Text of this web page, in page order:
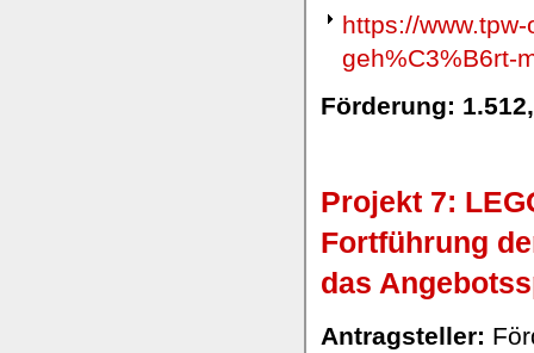
https://
geh%C3%B6rt-
Förderung:
Projekt 7:
Fortführung
das
Antragsteller: